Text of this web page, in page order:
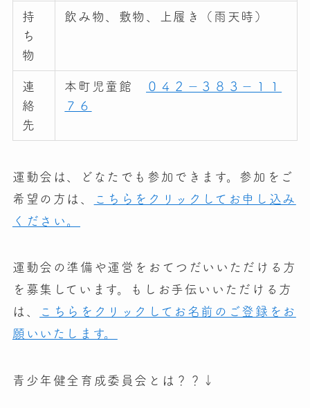
持
ち
物
飲み物、敷物、上履き（雨天時）
連
絡
先
本町児童館
０４２－３８３－１１
７６
運動会は、どなたでも参加できます。参加をご
希望の方は、
こちらをクリックしてお申し込み
ください。
運動会の準備や運営をおてつだいいただける方
を募集しています。もしお手伝いいただける方
は、
こちらをクリックしてお名前のご登録をお
願いいたします。
青少年健全育成委員会とは？？↓